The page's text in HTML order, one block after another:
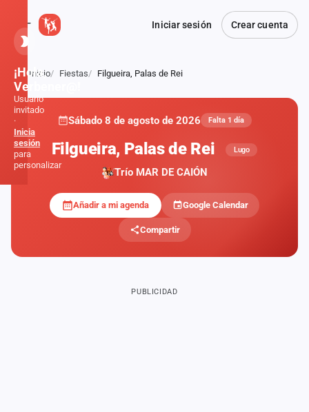
Iniciar sesión Crear cuenta
Atrás
Inicio Fiestas Filgueira, Palas de Rei
Sábado 8 de agosto de 2026 Falta 1 día
Filgueira, Palas de Rei Lugo
Trío MAR DE CAIÓN
Añadir a mi agenda Google Calendar
Compartir
PUBLICIDAD
¡Hola,
Verbener@!
Usuario
invitado
·
Inicia
sesión
para
personalizar